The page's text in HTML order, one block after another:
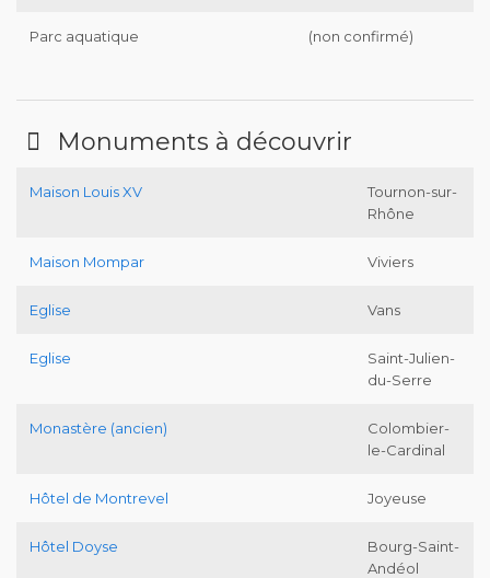
Parc aquatique (non confirmé)
Monuments à découvrir
Maison Louis XV
Tournon-sur-
Rhône
Maison Mompar Viviers
Eglise Vans
Eglise
Saint-Julien-
du-Serre
Monastère (ancien)
Colombier-
le-Cardinal
Hôtel de Montrevel Joyeuse
Hôtel Doyse
Bourg-Saint-
Andéol